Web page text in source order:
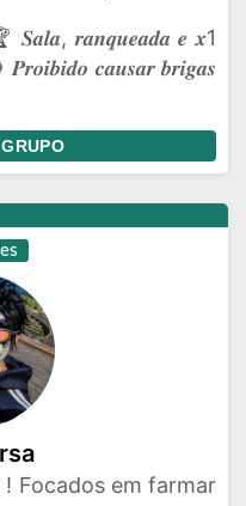
𝑺𝒂𝒍𝒂, 𝒓𝒂𝒏𝒒𝒖𝒆𝒂𝒅𝒂 𝒆 𝒙1
𝒄𝒂𝒖𝒔𝒂𝒓 𝒃𝒓𝒊𝒈𝒂𝒔
Focados em farmar